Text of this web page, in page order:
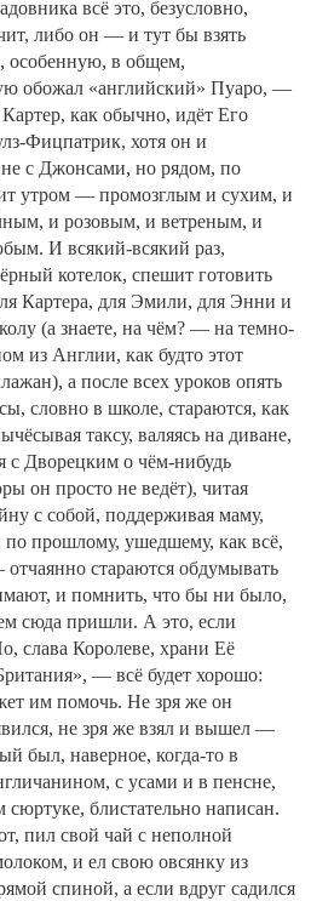
всё это, безусловно,
либо он — и тут бы взять
особенную, в общем,
обожал «английский» Пуаро, —
Картер, как обычно, идёт Его
Фицпатрик, хотя он и
с Джонсами, но рядом, по
утром — промозглым и сухим, и
и розовым, и ветреным, и
И всякий-всякий раз,
котелок, спешит готовить
Картера, для Эмили, для Энни и
(а знаете, на чём? — на темно-
из Англии, как будто этот
а после всех уроков опять
словно в школе, стараются, как
таксу, валяясь на диване,
с Дворецким о чём-нибудь
он просто не ведёт), читая
с собой, поддерживая маму,
по прошлому, ушедшему, как всё,
стараются обдумывать
и помнить, что бы ни было,
сюда пришли. А это, если
слава Королеве, храни Её
— всё будет хорошо:
им помочь. Не зря же он
не зря же взял и вышел —
был, наверное, когда-то в
с усами и в пенсне,
сюртуке, блистательно написан.
пил свой чай с неполной
и ел свою овсянку из
спиной, а если вдруг садился